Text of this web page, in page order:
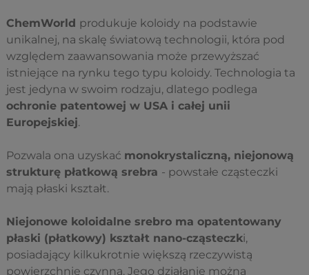
ChemWorld produkuje koloidy na podstawie
unikalnej, na skalę światową technologii, która pod
względem zaawansowania może przewyższać
istniejące na rynku tego typu koloidy. Technologia ta
jest jedyna w swoim rodzaju, dlatego podlega
ochronie patentowej w USA i całej unii
Europejskiej.
Pozwala ona uzyskać monokrystaliczną, niejonową
strukturę płatkową srebra - powstałe cząsteczki
mają płaski kształt.
Niejonowe koloidalne srebro ma opatentowany
płaski (płatkowy) kształt nano-cząsteczki,
posiadający kilkukrotnie większą rzeczywistą
powierzchnię czynną. Jego działanie można